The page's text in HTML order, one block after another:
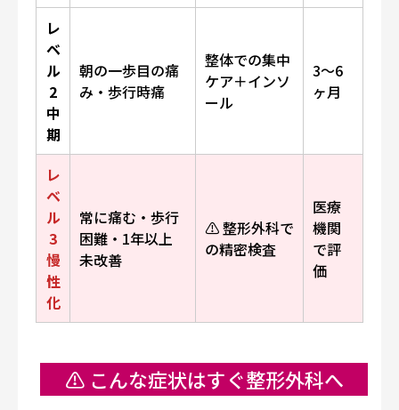
レ
ベ
ル
2
中
期
朝の一歩目の痛
み・歩行時痛
整体での集中
ケア＋インソ
ール
3〜6
ヶ月
レ
ベ
ル
3
慢
性
化
常に痛む・歩行
困難・1年以上
未改善
⚠️ 整形外科で
の精密検査
医療
機関
で評
価
⚠️ こんな症状はすぐ整形外科へ